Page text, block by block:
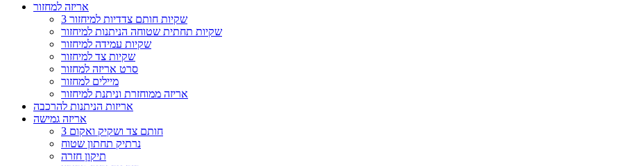
אריזה למחזור
3 שקיות חותם צדדיות למיחזור
שקיות תחתית שטוחה הניתנות למיחזור
שקיות עמידה למיחזור
שקיות צד למיחזור
סרט אריזה למחזור
מיילים למחזור
אריזה ממוחזרת וניתנת למיחזור
אריזות הניתנות להרכבה
אריזה גמישה
3 חותם צד ושקיק ואקום
נרתיק תחתון שטוח
תיקון חזרה